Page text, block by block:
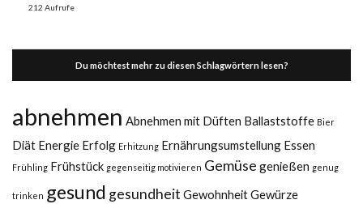
212 Aufrufe
Du möchtest mehr zu diesen Schlagwörtern lesen?
abnehmen Abnehmen mit Düften Ballaststoffe Bier
Diät Energie Erfolg Erhitzung Ernährungsumstellung Essen
Frühling Frühstück gegenseitig motivieren Gemüse genießen genug
trinken gesund gesundheit GewohnheitGewürze